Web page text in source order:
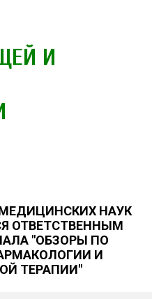
И
НАУК
ОТВЕТСТВЕННЫМ
"ОБЗОРЫ ПО
И
ТЕРАПИИ"